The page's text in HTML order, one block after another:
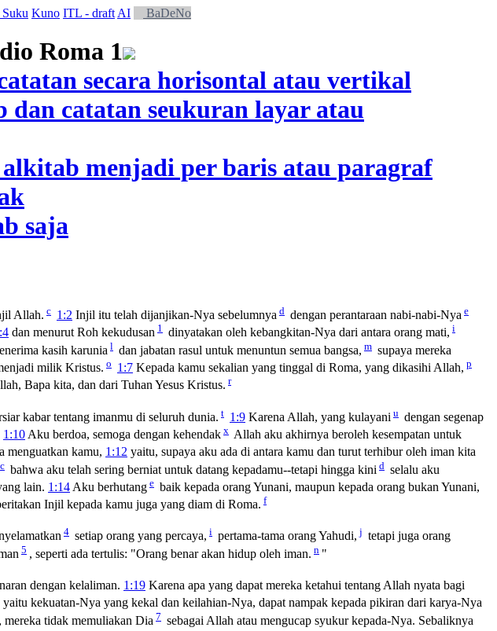
Kuno ITL - draft AI BaDeNo
Allah. c 1:2 Injil itu telah dijanjikan-Nya sebelumnya d dengan perantaraan nabi-nabi-Nya e
dan menurut Roh kekudusan 1 dinyatakan oleh kebangkitan-Nya dari antara orang mati, i
kasih karunia l dan jabatan rasul untuk menuntun semua bangsa, m supaya mereka
milik Kristus. o 1:7 Kepada kamu sekalian yang tinggal di Roma, yang dikasihi Allah, p
Bapa kita, dan dari Tuhan Yesus Kristus. r
kabar tentang imanmu di seluruh dunia. t 1:9 Karena Allah, yang kulayani u dengan segenap
1:10 Aku berdoa, semoga dengan kehendak x Allah aku akhirnya beroleh kesempatan untuk
menguatkan kamu, 1:12 yaitu, supaya aku ada di antara kamu dan turut terhibur oleh iman kita
c bahwa aku telah sering berniat untuk datang kepadamu--tetapi hingga kini d selalu aku
lain. 1:14 Aku berhutang e baik kepada orang Yunani, maupun kepada orang bukan Yunani,
Injil kepada kamu juga yang diam di Roma. f
4 setiap orang yang percaya, i pertama-tama orang Yahudi, j tetapi juga orang
5 , seperti ada tertulis: "Orang benar akan hidup oleh iman. n "
dengan kelaliman. 1:19 Karena apa yang dapat mereka ketahui tentang Allah nyata bagi
kekuatan-Nya yang kekal dan keilahian-Nya, dapat nampak kepada pikiran dari karya-Nya
mereka tidak memuliakan Dia 7 sebagai Allah atau mengucap syukur kepada-Nya. Sebaliknya